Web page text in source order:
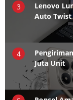
3
Lenovo
Auto Twist
4
Juta Unit